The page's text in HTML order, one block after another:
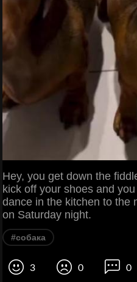
Hey, you get down the
kick off your shoes and
dance in the kitchen to the
on Saturday night.
#собака
3 0 0